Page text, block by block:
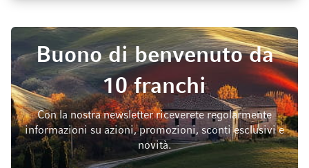
Buono di benvenuto da
10 franchi
Con la nostra newsletter riceverete regolarmente
informazioni su azioni, promozioni, sconti esclusivi e
novità.